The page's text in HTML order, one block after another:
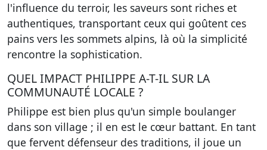
l'influence du terroir, les saveurs sont riches et
authentiques, transportant ceux qui goûtent ces
pains vers les sommets alpins, là où la simplicité
rencontre la sophistication.
QUEL IMPACT PHILIPPE A-T-IL SUR LA
COMMUNAUTÉ LOCALE ?
Philippe est bien plus qu'un simple boulanger
dans son village ; il en est le cœur battant. En tant
que fervent défenseur des traditions, il joue un